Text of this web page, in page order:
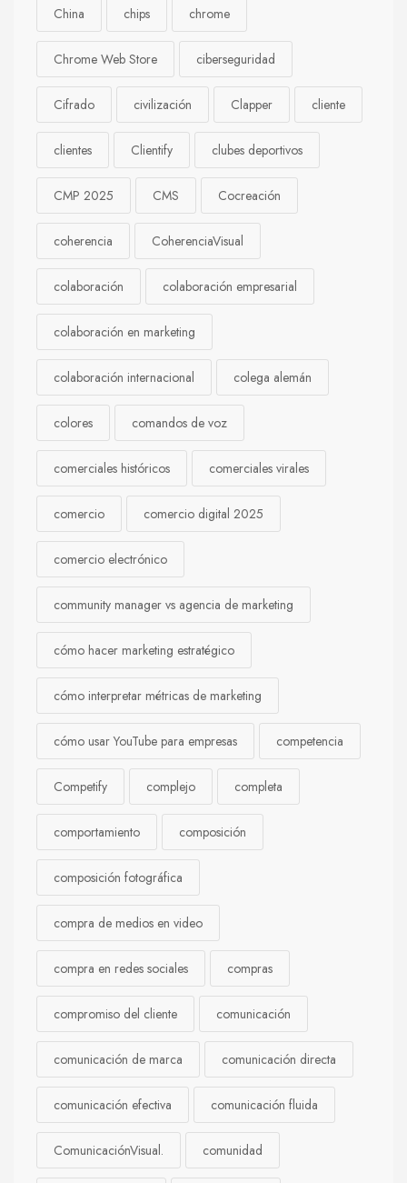
China chips chrome
Chrome Web Store ciberseguridad
Cifrado civilización Clapper cliente
clientes Clientify clubes deportivos
CMP 2025 CMS Cocreación
coherencia CoherenciaVisual
colaboración colaboración empresarial
colaboración en marketing
colaboración internacional colega alemán
colores comandos de voz
comerciales históricos comerciales virales
comercio comercio digital 2025
comercio electrónico
community manager vs agencia de marketing
cómo hacer marketing estratégico
cómo interpretar métricas de marketing
cómo usar YouTube para empresas competencia
Competify complejo completa
comportamiento composición
composición fotográfica
compra de medios en video
compra en redes sociales compras
compromiso del cliente comunicación
comunicación de marca comunicación directa
comunicación efectiva comunicación fluida
ComunicaciónVisual. comunidad